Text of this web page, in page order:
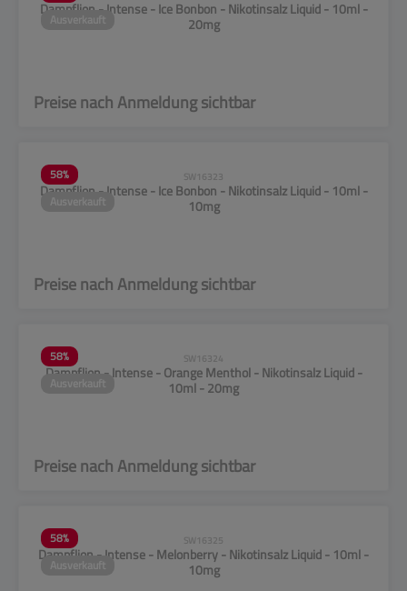
Dampflion - Intense - Ice Bonbon - Nikotinsalz Liquid - 10ml -
20mg
Preise nach Anmeldung sichtbar
58%
SW16323
Dampflion - Intense - Ice Bonbon - Nikotinsalz Liquid - 10ml -
10mg
Preise nach Anmeldung sichtbar
58%
SW16324
Dampflion - Intense - Orange Menthol - Nikotinsalz Liquid -
10ml - 20mg
Preise nach Anmeldung sichtbar
58%
SW16325
Dampflion - Intense - Melonberry - Nikotinsalz Liquid - 10ml -
10mg